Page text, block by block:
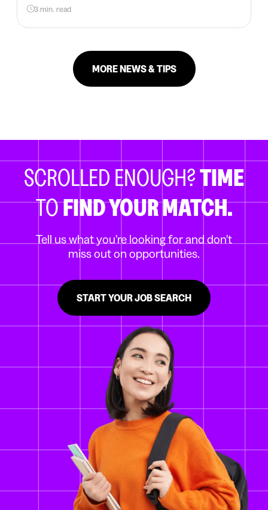
3 min. read
MORE NEWS & TIPS
SCROLLED ENOUGH?TIME
TOFIND YOUR MATCH.
Tell us what you're looking for and don't
miss out on opportunities.
START YOUR JOB SEARCH